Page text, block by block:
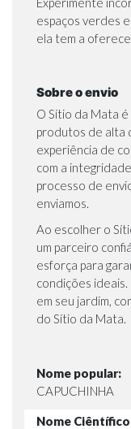
espaços verdes
ela tem a
Sobre o envio
O Sítio da Mata
produtos de alta
experiência de
com a
processo de
enviamos.
Ao escolher o
um parceiro
esforça para
condições
em seu jardim,
do Sítio da Mata.
Nome popular:
CAPUCHINHA
Nome